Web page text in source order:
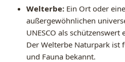
Welterbe: Ein Ort oder
außergewöhnlichen
UNESCO als
Der Welterbe Naturpark ist
und Fauna bekannt.